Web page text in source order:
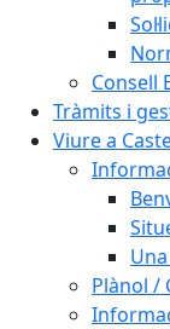
Consell
Tràmits i
Viure a
Plànol /